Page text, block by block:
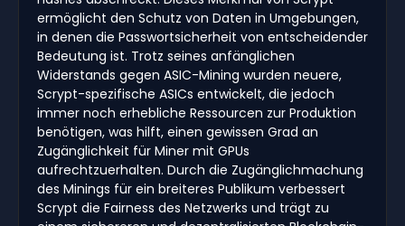
ermöglicht den Schutz von Daten in Umgebungen,
in denen die Passwortsicherheit von entscheidender
Bedeutung ist. Trotz seines anfänglichen
Widerstands gegen ASIC-Mining wurden neuere,
Scrypt-spezifische ASICs entwickelt, die jedoch
immer noch erhebliche Ressourcen zur Produktion
benötigen, was hilft, einen gewissen Grad an
Zugänglichkeit für Miner mit GPUs
aufrechtzuerhalten. Durch die Zugänglichmachung
des Minings für ein breiteres Publikum verbessert
Scrypt die Fairness des Netzwerks und trägt zu